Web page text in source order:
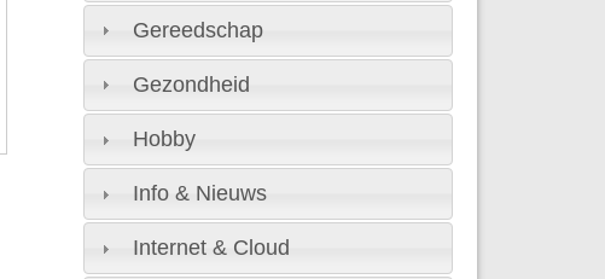
Gereedschap
Gezondheid
Hobby
Info & Nieuws
Internet & Cloud